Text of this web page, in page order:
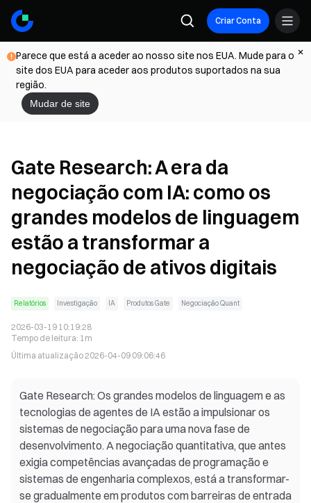
Criar Conta
Parece que está a aceder ao nosso site nos EUA. Mude para o
site dos EUA para aceder aos produtos suportados na sua
região.
Mudar de site
Gate Research: A era da
negociação com IA: como os
grandes modelos de linguagem
estão a transformar a
negociação de ativos digitais
Relatórios Investigação IA Produtos Gate Negociação Quant
2026-03-19 10:19:28
Tempo de leitura: 1m
Última atualização2026-04-09 09:06:46
Gate Research: Os grandes modelos de linguagem e as
tecnologias de agentes de IA estão a impulsionar os
sistemas de negociação para uma nova fase de
desenvolvimento. A negociação quantitativa, que antes
exigia competências avançadas de programação e
sistemas de engenharia complexos, está a transformar-
se gradualmente em produtos com barreiras de entrada